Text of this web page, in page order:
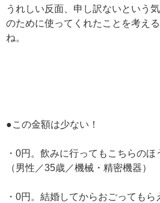
うれしい反面、申し訳ないという
のために使ってくれたことを考え
ね。
●この金額は少ない！
・0円。飲みに行ってもこちらの
（男性／35歳／機械・精密機器）
・0円。結婚してからおごっても